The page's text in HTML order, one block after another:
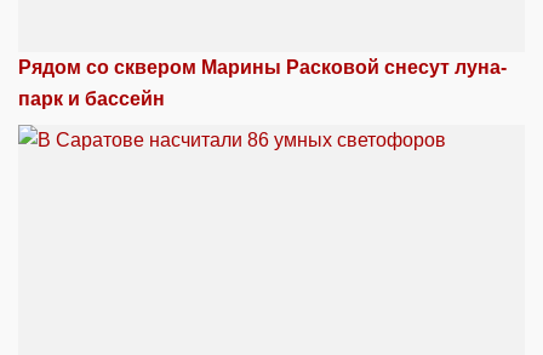
Рядом со сквером Марины Расковой снесут луна-
парк и бассейн